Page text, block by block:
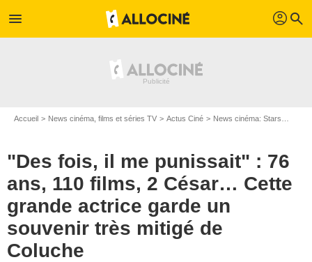
menu profil search
Accueil News cinéma, films et séries TV Actus Ciné News cinéma: Stars
"Des fois, il me punissait" : 76
ans, 110 films, 2 César… Cette
grande actrice garde un
souvenir très mitigé de
Coluche